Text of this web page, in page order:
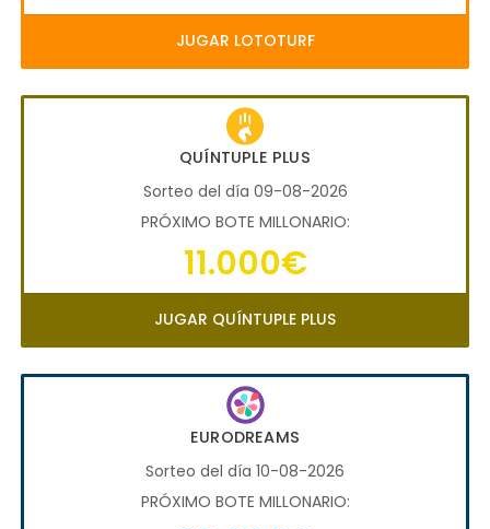
JUGAR LOTOTURF
QUÍNTUPLE PLUS
Sorteo del día 09-08-2026
PRÓXIMO BOTE MILLONARIO:
11.000€
JUGAR QUÍNTUPLE PLUS
EURODREAMS
Sorteo del día 10-08-2026
PRÓXIMO BOTE MILLONARIO: